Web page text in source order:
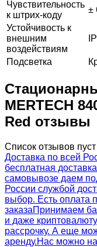
Чувствительность
к штрих-коду
±
Устойчивость к
внешним
воздействиям
Подсветка
MERTECH
Red отзывы
Список отзывов пуст
Доставка по всей
бесплатная
самовывозе даем
России службой
выбор. Есть оплата
заказаПринимаем
и даже
рассрочку. А еще
аренду.Нас можно